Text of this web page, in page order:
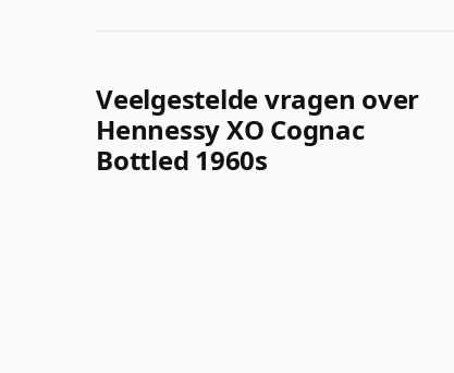
Veelgestelde vragen over
Hennessy XO Cognac
Bottled 1960s